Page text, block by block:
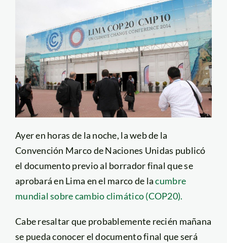
Ayer en horas de la noche, la web de la
Convención Marco de Naciones Unidas publicó
el documento previo al borrador final que se
aprobará en Lima en el marco de lacumbre
mundial sobre cambio climático (COP20).
Cabe resaltar que probablemente recién mañana
se pueda conocer el documento final que será